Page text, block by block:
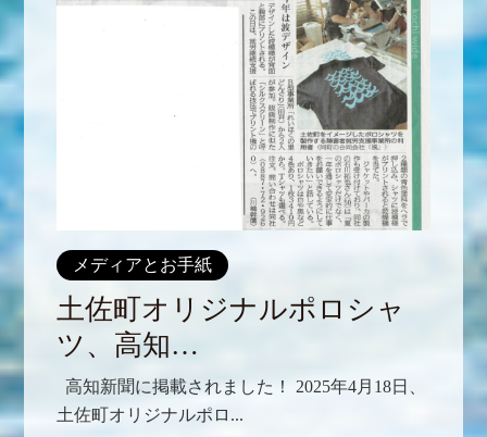
メディアとお手紙
土佐町オリジナルポロシャ
ツ、高知…
高知新聞に掲載されました！ 2025年4月18日、
土佐町オリジナルポロ...